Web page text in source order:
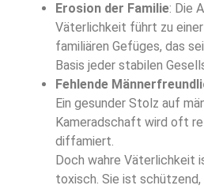
Erosion der Familie: Die
Väterlichkeit führt zu
familiären Gefüges, das
Basis jeder stabilen
Fehlende
Ein gesunder Stolz auf
Kameradschaft wird oft
diffamiert.
Doch wahre Väterlichkeit
toxisch. Sie ist schützend,